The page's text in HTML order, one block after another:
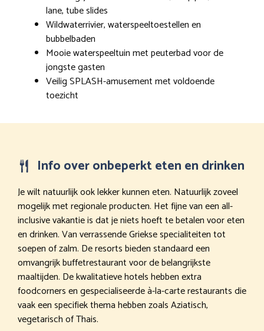
lane, tube slides
Wildwaterrivier, waterspeeltoestellen en
bubbelbaden
Mooie waterspeeltuin met peuterbad voor de
jongste gasten
Veilig SPLASH-amusement met voldoende
toezicht
Info over onbeperkt eten en drinken
Je wilt natuurlijk ook lekker kunnen eten. Natuurlijk zoveel
mogelijk met regionale producten. Het fijne van een all-
inclusive vakantie is dat je niets hoeft te betalen voor eten
en drinken. Van verrassende Griekse specialiteiten tot
soepen of zalm. De resorts bieden standaard een
omvangrijk buffetrestaurant voor de belangrijkste
maaltijden. De kwalitatieve hotels hebben extra
foodcorners en gespecialiseerde à-la-carte restaurants die
vaak een specifiek thema hebben zoals Aziatisch,
vegetarisch of Thais.